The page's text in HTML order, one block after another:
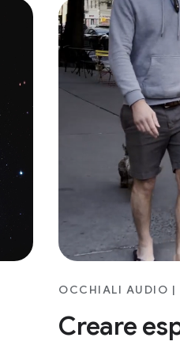
OCCHIALI AUDIO |
Creare